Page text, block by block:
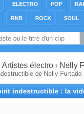
ELECTRO POP
RNB ROCK SOUL
Artistes électro› Nelly
de Nelly Furtado
indestructible : la